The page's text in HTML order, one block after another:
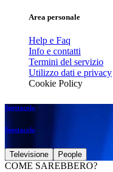
Area personale
Help e Faq
Info e contatti
Termini del servizio
Utilizzo dati e privacy
Cookie Policy
Spettacolo
Spettacolo
Televisione People
COME SAREBBERO?